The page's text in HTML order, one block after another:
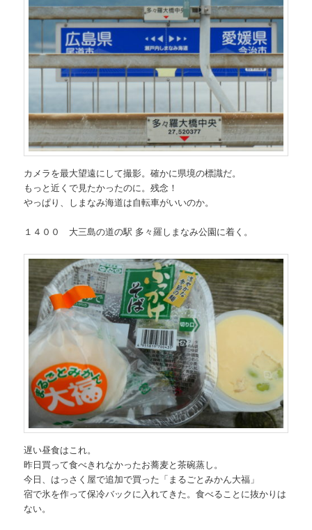
カメラを最大望遠にして撮影。確かに県境の標識だ。
もっと近くで見たかったのに。残念！
やっぱり、しまなみ海道は自転車がいいのか。
１４００ 大三島の道の駅 多々羅しまなみ公園に着く。
遅い昼食はこれ。
昨日買って食べきれなかったお蕎麦と茶碗蒸し。
今日、はっさく屋で追加で買った「まるごとみかん大福」
宿で氷を作って保冷バックに入れてきた。食べることに抜かりは
ない。